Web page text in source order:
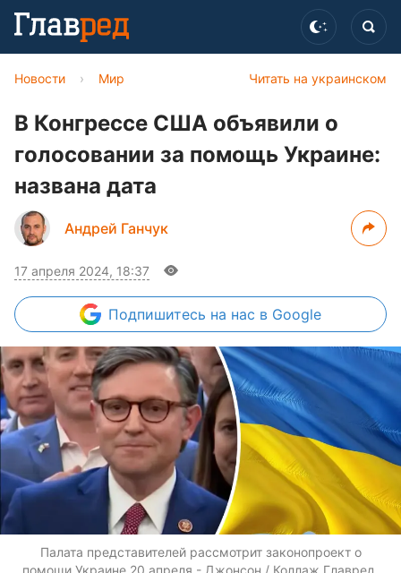
Читать на украинском
Новости › Мир
В Конгрессе США объявили о
голосовании за помощь Украине:
названа дата
Андрей Ганчук
17 апреля 2024, 18:37
Подпишитесь на нас в Google
Палата представителей рассмотрит законопроект о
помощи Украине 20 апреля - Джонсон / Коллаж Главред,